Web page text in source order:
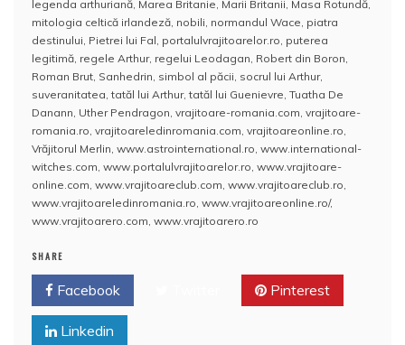
b
o
o
k
A
p
p
st
e
a
z
ă
legenda arthuriană Marea Britanie Marii Britanii Masa Rotundă
mitologia celtică irlandeză nobili normandul Wace piatra
destinului Pietrei lui Fal portalulvrajitoarelor.ro puterea
legitimă regele Arthur, regelui Leodagan Robert din Boron
Roman Brut Sanhedrin simbol al păcii socrul lui Arthur,
suveranitatea ,tatăl lui Arthur,tatăl lui Guenievre Tuatha De
Danann Uther Pendragon vrajitoare-romania.com vrajitoare-
romania.ro vrajitoareledinromania.com vrajitoareonline.ro
Vrăjitorul Merlin www.astrointernational.ro www.international-
witches.com www.portalulvrajitoarelor.ro www.vrajitoare-
online.com www.vrajitoareclub.com www.vrajitoareclub.ro
www.vrajitoareledinromania.ro www.vrajitoareonline.ro/,
www.vrajitoarero.com www.vrajitoarero.ro
SHARE
Facebook Pinterest
Linkedin